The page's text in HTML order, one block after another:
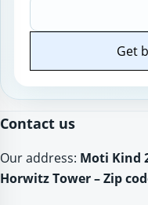
Get
Contact us
Our address: Moti Kind
Horwitz Tower – Zip